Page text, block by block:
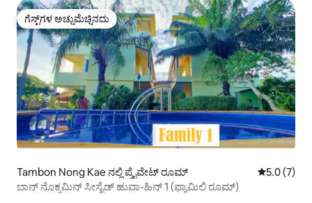
ಗೆಸ್ಟ್‌ಗಳ ಅಚ್ಚುಮೆಚ್ಚಿನದು
ಗೆಸ್ಟ್‌ಗಳ ಅಚ್ಚುಮೆಚ್ಚಿನದು
Tambon Nong Kae ನಲ್ಲಿ ಪ್ರೈವೇಟ್ ರೂಮ್ 5 ರಲ್ಲಿ 5.0
5.0 (7)
ಬಾನ್ ನೊಕ್ಕಮಿನ್ ಸೀಸೈಡ್ ಹುವಾ-ಹಿನ್ 1 (ಫ್ಯಾಮಿಲಿ ರೂಮ್)